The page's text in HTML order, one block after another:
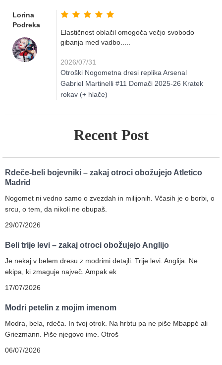
Lorina
Podreka
Elastičnost oblačil omogoča večjo svobodo
gibanja med vadbo.....
2026/07/31
Otroški Nogometna dresi replika Arsenal
Gabriel Martinelli #11 Domači 2025-26 Kratek
rokav (+ hlače)
Recent Post
Rdeče-beli bojevniki – zakaj otroci obožujejo Atletico
Madrid
Nogomet ni vedno samo o zvezdah in milijonih. Včasih je o borbi, o
srcu, o tem, da nikoli ne obupaš.
29/07/2026
Beli trije levi – zakaj otroci obožujejo Anglijo
Je nekaj v belem dresu z modrimi detajli. Trije levi. Anglija. Ne
ekipa, ki zmaguje največ. Ampak ek
17/07/2026
Modri petelin z mojim imenom
Modra, bela, rdeča. In tvoj otrok. Na hrbtu pa ne piše Mbappé ali
Griezmann. Piše njegovo ime. Otroš
06/07/2026